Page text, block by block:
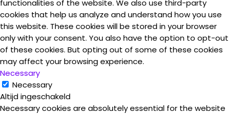
functionalities of the website. We also use third-party
cookies that help us analyze and understand how you use
this website. These cookies will be stored in your browser
only with your consent. You also have the option to opt-out
of these cookies. But opting out of some of these cookies
may affect your browsing experience.
Necessary
Necessary
Altijd ingeschakeld
Necessary cookies are absolutely essential for the website